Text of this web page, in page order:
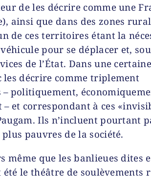
de les décrire comme une
ainsi que dans des zones
de ces territoires étant la
pour se déplacer et,
de l’État. Dans une
les décrire comme triplement
politiquement,
et correspondant à ces
Ils n’incluent pourtant
plus pauvres de la société.
même que les banlieues dites
le théâtre de soulèvements